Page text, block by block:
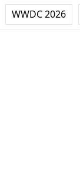
WWDC 2026